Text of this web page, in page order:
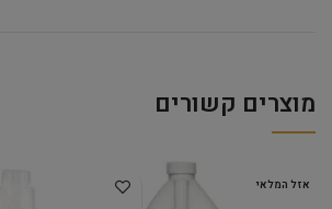
מוצרים קשורים
אזל המלאי